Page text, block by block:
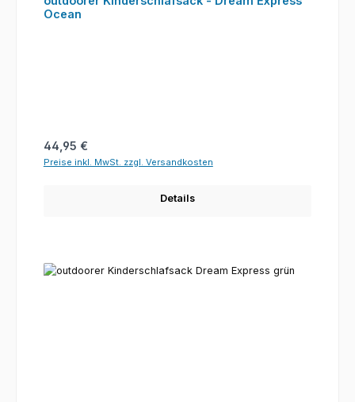
Ocean
Regulärer Preis:
44,95 €
Preise inkl. MwSt. zzgl. Versandkosten
Details